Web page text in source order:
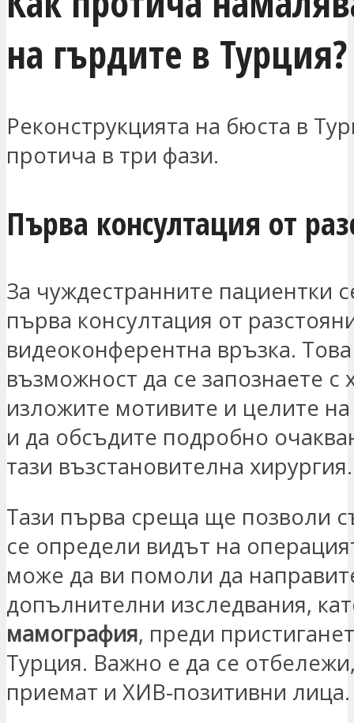
на гърдите в Турция?
Реконструкцията на бюста в
протича в три фази.
Първа консултация от
За чуждестранните пациентки
първа консултация от
видеоконферентна връзка.
възможност да се запознаете с
изложите мотивите и целите
и да обсъдите подробно
тази възстановителна хирургия.
Тази първа среща ще позволи
се определи видът на
може да ви помоли да
допълнителни изследвания,
мамография, преди
Турция. Важно е да се
приемат и ХИВ-позитивни лица.